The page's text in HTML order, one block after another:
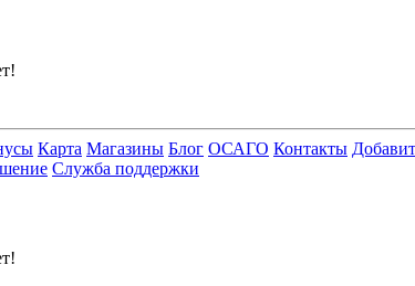
Карта Магазины Блог ОСАГО Контакты
Служба поддержки